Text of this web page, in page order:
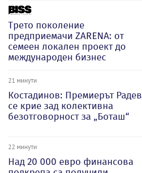
Трето поколение
предприемачи ZARENA: от
семеен локален проект до
международен бизнес
21 минути
Костадинов: Премиерът Радев
се крие зад колективна
безотговорност за „Боташ“
22 минути
Над 20 000 евро финансова